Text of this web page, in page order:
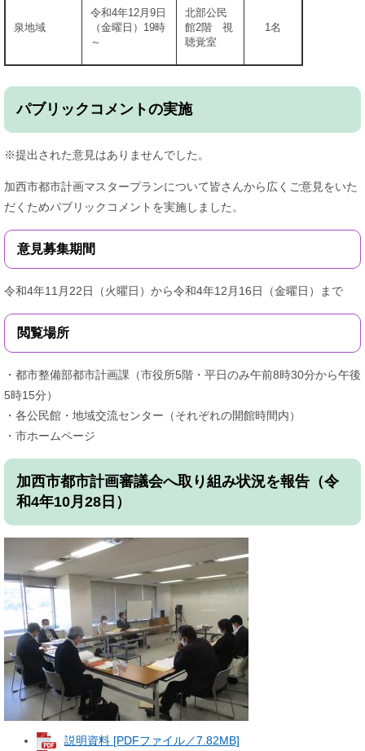
泉地域
令和4年12月9日
（金曜日）19時
～
北部公民
館2階 視
聴覚室
1名
パブリックコメントの実施
※提出された意見はありませんでした。
加西市都市計画マスタープランについて皆さんから広くご意見をいた
だくためパブリックコメントを実施しました。
意見募集期間
令和4年11月22日（火曜日）から令和4年12月16日（金曜日）まで
閲覧場所
・都市整備部都市計画課（市役所5階・平日のみ午前8時30分から午後
5時15分）
・各公民館・地域交流センター（それぞれの開館時間内）
・市ホームページ
加西市都市計画審議会へ取り組み状況を報告（令
和4年10月28日）
説明資料 [PDFファイル／7.82MB]